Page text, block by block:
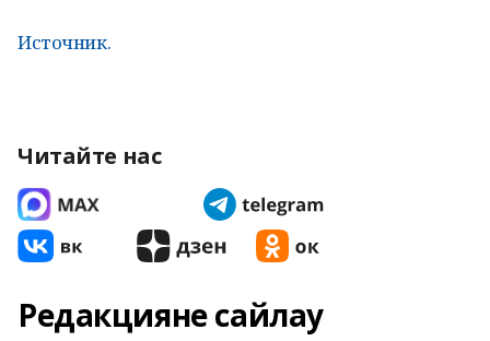
Источник.
Читайте нас
Редакцияне сайлау